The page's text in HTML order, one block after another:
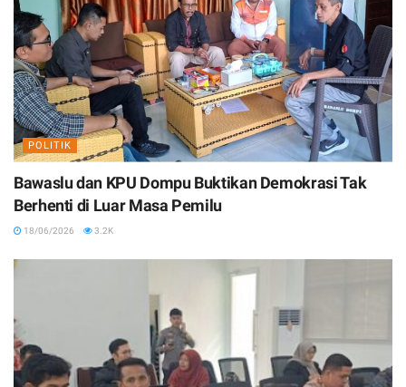
POLITIK
Bawaslu dan KPU Dompu Buktikan Demokrasi Tak
Berhenti di Luar Masa Pemilu
18/06/2026 3.2K